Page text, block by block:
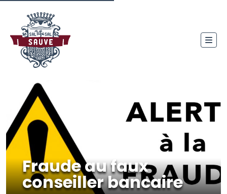
Fraude au faux
conseiller bancaire